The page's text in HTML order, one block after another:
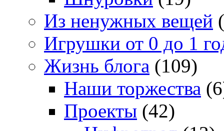
Из ненужных вещей
Игрушки от 0 до 1
Жизнь блога (109)
Наши торжества
Проекты (42)